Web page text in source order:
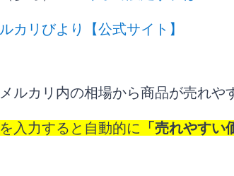
ルカリびより【公式サイト】
メルカリ内の相場から商品が売れ
を入力すると自動的に 「売れやすい